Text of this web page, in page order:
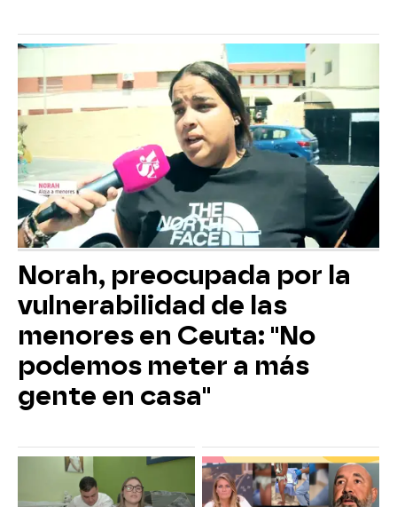
Norah, preocupada por la
vulnerabilidad de las
menores en Ceuta: "No
podemos meter a más
gente en casa"